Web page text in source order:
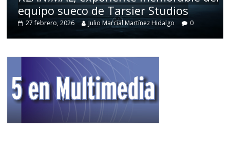
equipo sueco de Tarsier Studios
27 febrero, 2026 Julio Marcial Martínez Hidalgo 0